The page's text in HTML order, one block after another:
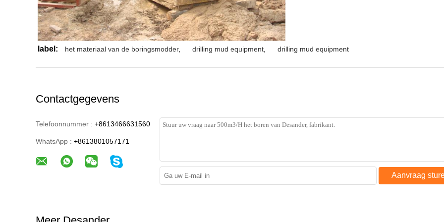
label: het materiaal van de boringsmodder, drilling mud equipment drilling mud equipment
Contactgegevens
Telefoonnummer : +8613466631560
WhatsApp : +8613801057171
Aanvraag